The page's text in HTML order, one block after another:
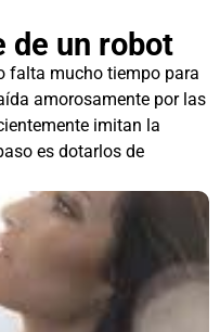
de un robot
falta mucho tiempo para
amorosamente por las
imitan la
es dotarlos de